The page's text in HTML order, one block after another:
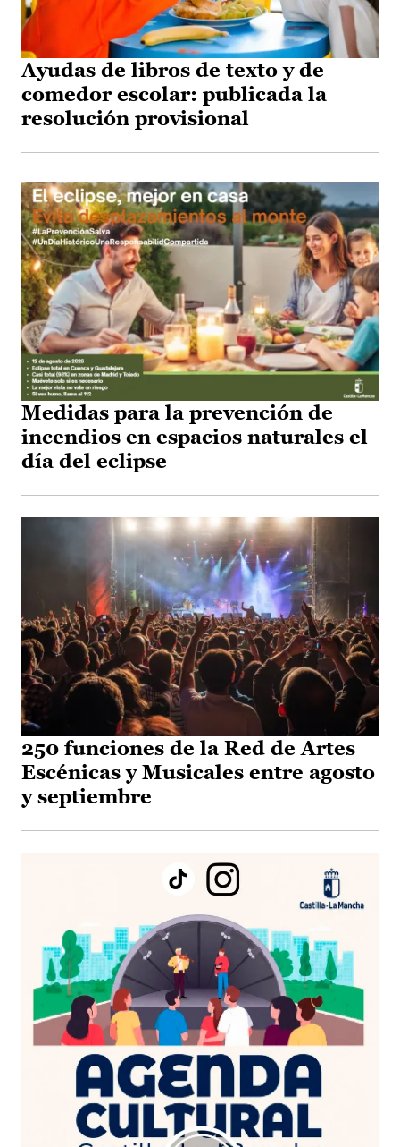
Ayudas de libros de texto y de
comedor escolar: publicada la
resolución provisional
Medidas para la prevención de
incendios en espacios naturales el
día del eclipse
250 funciones de la Red de Artes
Escénicas y Musicales entre agosto
y septiembre